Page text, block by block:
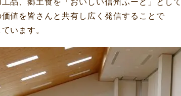
価値を皆さんと共有し広く発信することで
います。